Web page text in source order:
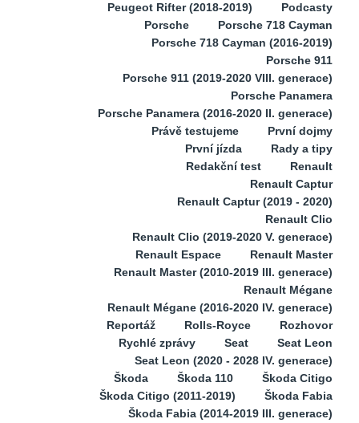
Peugeot Rifter (2018-2019)
Podcasty
Porsche
Porsche 718 Cayman
Porsche 718 Cayman (2016-2019)
Porsche 911
Porsche 911 (2019-2020 VIII. generace)
Porsche Panamera
Porsche Panamera (2016-2020 II. generace)
Právě testujeme
První dojmy
První jízda
Rady a tipy
Redakční test
Renault
Renault Captur
Renault Captur (2019 - 2020)
Renault Clio
Renault Clio (2019-2020 V. generace)
Renault Espace
Renault Master
Renault Master (2010-2019 III. generace)
Renault Mégane
Renault Mégane (2016-2020 IV. generace)
Reportáž
Rolls-Royce
Rozhovor
Rychlé zprávy
Seat
Seat Leon
Seat Leon (2020 - 2028 IV. generace)
Škoda
Škoda 110
Škoda Citigo
Škoda Citigo (2011-2019)
Škoda Fabia
Škoda Fabia (2014-2019 III. generace)